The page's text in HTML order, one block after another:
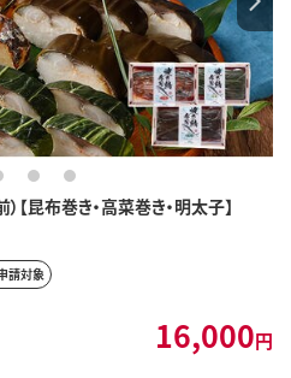
昆布巻き・高菜巻き・明太子】
2 3 4
請対象
16,000円